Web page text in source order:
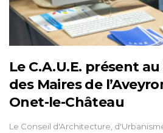
Le C.A.U.E. présent
des Maires de
Onet-le-Château
Le Conseil d'Architecture,